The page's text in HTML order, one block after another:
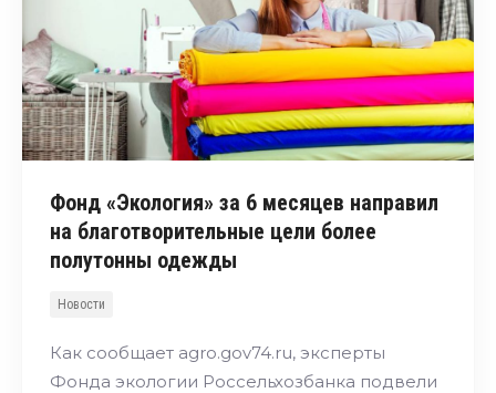
Фонд «Экология» за 6 месяцев направил
на благотворительные цели более
полутонны одежды
Новости
Как сообщает agro.gov74.ru, эксперты
Фонда экологии Россельхозбанка подвели